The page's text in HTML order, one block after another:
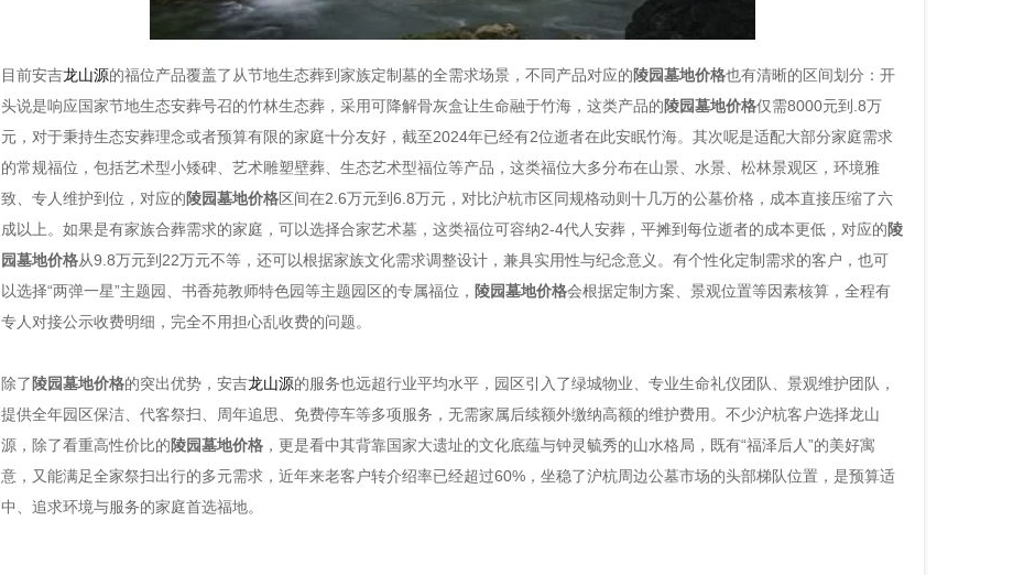
目前安吉龙山源的福位产品覆盖了从节地生态葬到家族定制墓的全需求场景，不同产品对应的陵园墓地价格也有清晰的区间划分：开
头说是响应国家节地生态安葬号召的竹林生态葬，采用可降解骨灰盒让生命融于竹海，这类产品的陵园墓地价格仅需8000元到.8万
元，对于秉持生态安葬理念或者预算有限的家庭十分友好，截至2024年已经有2位逝者在此安眠竹海。其次呢是适配大部分家庭需求
的常规福位，包括艺术型小矮碑、艺术雕塑壁葬、生态艺术型福位等产品，这类福位大多分布在山景、水景、松林景观区，环境雅
致、专人维护到位，对应的陵园墓地价格区间在2.6万元到6.8万元，对比沪杭市区同规格动则十几万的公墓价格，成本直接压缩了六
成以上。如果是有家族合葬需求的家庭，可以选择合家艺术墓，这类福位可容纳2-4代人安葬，平摊到每位逝者的成本更低，对应的陵
园墓地价格从9.8万元到22万元不等，还可以根据家族文化需求调整设计，兼具实用性与纪念意义。有个性化定制需求的客户，也可
以选择“两弹一星”主题园、书香苑教师特色园等主题园区的专属福位， 陵园墓地价格会根据定制方案、景观位置等因素核算，全程有
专人对接公示收费明细，完全不用担心乱收费的问题。
除了 陵园墓地价格的突出优势，安吉龙山源的服务也远超行业平均水平，园区引入了绿城物业、专业生命礼仪团队、景观维护团队，
提供全年园区保洁、代客祭扫、周年追思、免费停车等多项服务，无需家属后续额外缴纳高额的维护费用。不少沪杭客户选择龙山
源，除了看重高性价比的陵园墓地价格 ，更是看中其背靠国家大遗址的文化底蕴与钟灵毓秀的山水格局，既有“福泽后人”的美好寓
意，又能满足全家祭扫出行的多元需求，近年来老客户转介绍率已经超过60%，坐稳了沪杭周边公墓市场的头部梯队位置，是预算适
中、追求环境与服务的家庭首选福地。